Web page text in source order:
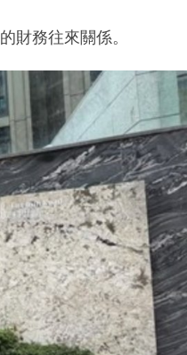
財務往來關係。